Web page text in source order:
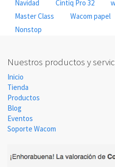
Navidad
Cintiq Pro 32
Master Class
Wacom papel
Nonstop
Nuestros productos y
Inicio
Tienda
Productos
Blog
Eventos
Soporte Wacom